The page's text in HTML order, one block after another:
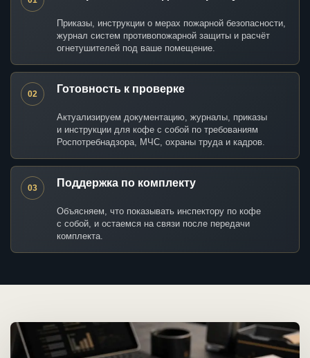
Приказы, инструкции о мерах пожарной безопасности,
журнал систем противопожарной защиты и расчёт
огнетушителей под ваше помещение.
02 Готовность к проверке
Актуализируем документацию, журналы, приказы
и инструкции для кофе с собой по требованиям
Роспотребнадзора, МЧС, охраны труда и кадров.
03 Поддержка по комплекту
Объясняем, что показывать инспектору по кофе
с собой, и остаемся на связи после передачи
комплекта.